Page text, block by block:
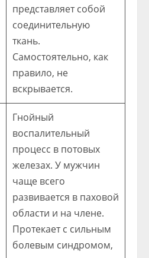
представляет собой
соединительную
ткань.
Самостоятельно, как
правило, не
вскрывается.
Гнойный
воспалительный
процесс в потовых
железах. У мужчин
чаще всего
развивается в паховой
области и на члене.
Протекает с сильным
болевым синдромом,